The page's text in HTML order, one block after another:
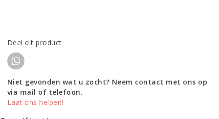
Deel dit product
Niet gevonden wat u zocht? Neem contact met ons op
via mail of telefoon.
Laat ons helpen!